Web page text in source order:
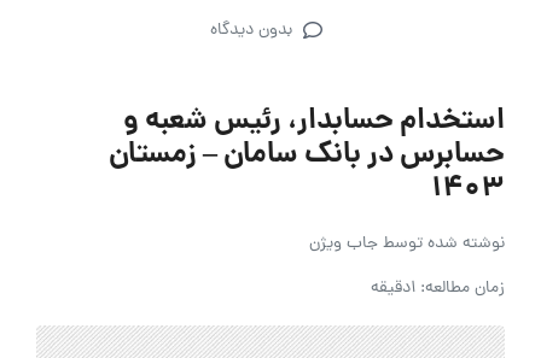
بدون دیدگاه
استخدام حسابدار، رئیس شعبه و
حسابرس در بانک سامان – زمستان
1403
نوشته شده توسطجاب ویژن
زمان مطالعه: 1دقیقه